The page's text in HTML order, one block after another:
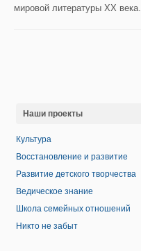
мировой литературы XX века.
Наши проекты
Культура
Восстановление и развитие
Развитие детского творчества
Ведическое знание
Школа семейных отношений
Никто не забыт